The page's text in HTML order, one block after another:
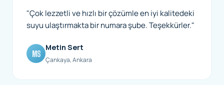
"Çok lezzetli ve hızlı bir çözümle en iyi kalitedeki
suyu ulaştırmakta bir numara şube. Teşekkürler."
MS
Metin Sert
Çankaya, Ankara